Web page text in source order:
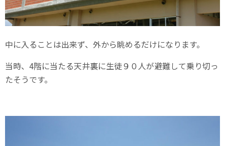
中に入ることは出来ず、外から眺めるだけになります。
当時、4階に当たる天井裏に生徒９０人が避難して乗り切っ
たそうです。